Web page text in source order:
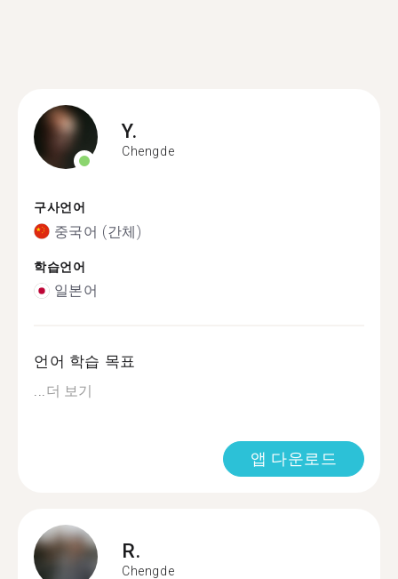
Y.
Chengde
구사언어
중국어 (간체)
학습언어
일본어
언어 학습 목표
...더 보기
앱 다운로드
R.
Chengde